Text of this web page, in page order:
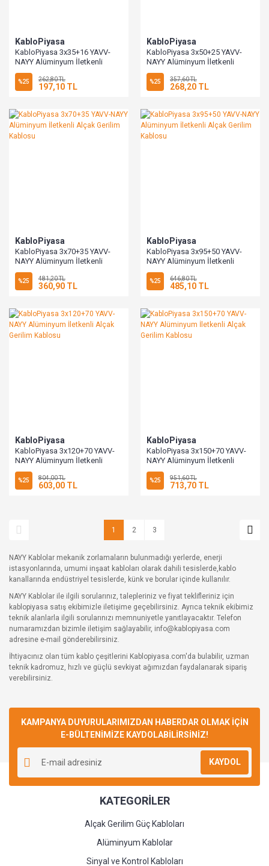
KabloPiyasa
KabloPiyasa 3x35+16 YAVV-
NAYY Alüminyum İletkenli
Alçak Gerilim Kablosu 1 Metre
%25 262,80 TL
197,10 TL
KabloPiyasa
KabloPiyasa 3x50+25 YAVV-
NAYY Alüminyum İletkenli
Alçak Gerilim Kablosu
%25 357,60 TL
268,20 TL
KabloPiyasa
KabloPiyasa 3x70+35 YAVV-
NAYY Alüminyum İletkenli
Alçak Gerilim Kablosu
%25 481,20 TL
360,90 TL
KabloPiyasa
KabloPiyasa 3x95+50 YAVV-
NAYY Alüminyum İletkenli
Alçak Gerilim Kablosu
%25 646,80 TL
485,10 TL
KabloPiyasa
KabloPiyasa 3x120+70 YAVV-
NAYY Alüminyum İletkenli
Alçak Gerilim Kablosu
%25 804,00 TL
603,00 TL
KabloPiyasa
KabloPiyasa 3x150+70 YAVV-
NAYY Alüminyum İletkenli
Alçak Gerilim Kablosu
%25 951,60 TL
713,70 TL
1 2 3
NAYY Kablolar mekanik zorlamaların bulunmadığı yerlerde, enerji
istasyonlarında, umumi inşaat kabloları olarak dahili tesislerde,kablo
kanallarında endüstriyel tesislerde, künk ve borular içinde kullanılır.
NAYY Kablolar ile ilgili sorularınız, talepleriniz ve fiyat teklifleriniz için
kablopiyasa satış ekibimizle iletişime geçebilirsiniz. Ayrıca teknik ekibimiz
teknik alanlarla ilgili sorularınızı memnuniyetle yanıtlayacaktır. Telefon
numaramızdan bizimle iletişim sağlayabilir, info@kablopiyasa.com
adresine e-mail gönderebilirsiniz.
İhtiyacınız olan tüm kablo çeşitlerini Kablopiyasa.com'da bulabilir, uzman
teknik kadromuz, hızlı ve güçlü sevkiyat ağımızdan faydalanarak sipariş
verebilirsiniz.
KAMPANYA DUYURULARIMIZDAN HABERDAR OLMAK İÇİN
E-BÜLTENİMİZE KAYDOLABİLİRSİNİZ!
KAYDOL
KATEGORİLER
Alçak Gerilim Güç Kabloları
Alüminyum Kablolar
Sinyal ve Kontrol Kabloları